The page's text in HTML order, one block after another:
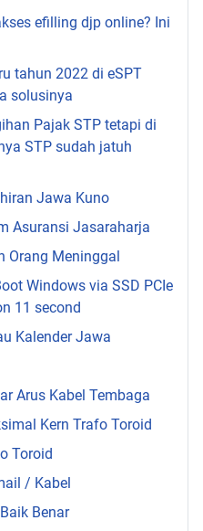
efilling djp online? Ini
tahun 2022 di eSPT
solusinya
Pajak STP tetapi di
STP sudah jatuh
Jawa Kuno
Asuransi Jasaraharja
Orang Meninggal
Windows via SSD PCIe
11 second
Kalender Jawa
Arus Kabel Tembaga
Kern Trafo Toroid
Toroid
/ Kabel
Benar